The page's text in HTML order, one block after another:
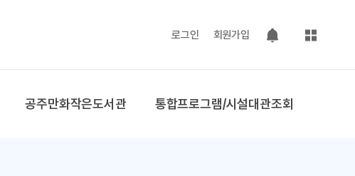
로그인 회원가입
팝업 열기
사이트맵
공주만화작은도서관 통합프로그램/시설대관조회